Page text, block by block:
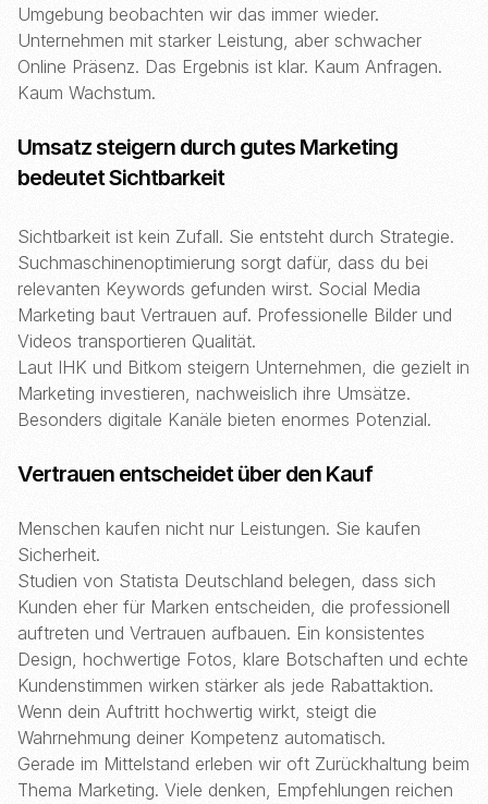
Umgebung beobachten wir das immer wieder.
Unternehmen mit starker Leistung, aber schwacher
Online Präsenz. Das Ergebnis ist klar. Kaum Anfragen.
Kaum Wachstum.
Umsatz steigern durch gutes Marketing
bedeutet Sichtbarkeit
Sichtbarkeit ist kein Zufall. Sie entsteht durch Strategie.
Suchmaschinenoptimierung sorgt dafür, dass du bei
relevanten Keywords gefunden wirst. Social Media
Marketing baut Vertrauen auf. Professionelle Bilder und
Videos transportieren Qualität.
Laut IHK und Bitkom steigern Unternehmen, die gezielt in
Marketing investieren, nachweislich ihre Umsätze.
Besonders digitale Kanäle bieten enormes Potenzial.
Vertrauen entscheidet über den Kauf
Menschen kaufen nicht nur Leistungen. Sie kaufen
Sicherheit.
Studien von Statista Deutschland belegen, dass sich
Kunden eher für Marken entscheiden, die professionell
auftreten und Vertrauen aufbauen. Ein konsistentes
Design, hochwertige Fotos, klare Botschaften und echte
Kundenstimmen wirken stärker als jede Rabattaktion.
Wenn dein Auftritt hochwertig wirkt, steigt die
Wahrnehmung deiner Kompetenz automatisch.
Gerade im Mittelstand erleben wir oft Zurückhaltung beim
Thema Marketing. Viele denken, Empfehlungen reichen